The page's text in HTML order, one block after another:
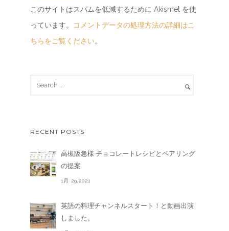
このサイトはスパムを低減するために Akismet を使
っています。
コメントデータの処理方法の詳細はこ
ちらをご覧ください。
RECENT POSTS
高槻阪急様 チョコレートレシピとペアリング
の提案
1月 29,2021
英語の料理チャンネルスタート！と動画出演
しました。